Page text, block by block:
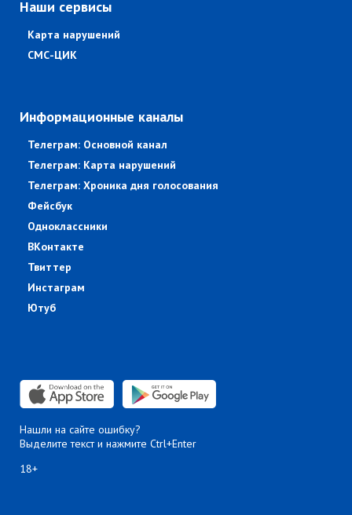
Наши сервисы
Карта нарушений
СМС-ЦИК
Информационные каналы
Телеграм: Основной канал
Телеграм: Карта нарушений
Телеграм: Хроника дня голосования
Фейсбук
Одноклассники
ВКонтакте
Твиттер
Инстаграм
Ютуб
Нашли на сайте ошибку?
Выделите текст и нажмите Ctrl+Enter
18+